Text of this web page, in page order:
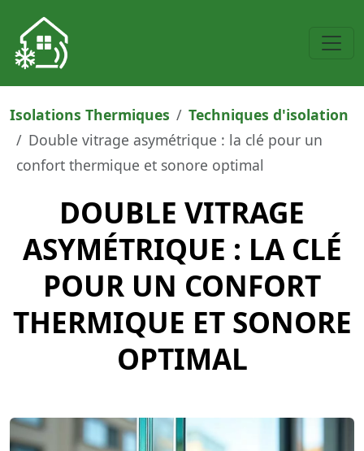
Isolations Thermiques
Techniques d'isolation
Double vitrage asymétrique : la clé pour un
confort thermique et sonore optimal
DOUBLE VITRAGE
ASYMÉTRIQUE : LA CLÉ
POUR UN CONFORT
THERMIQUE ET SONORE
OPTIMAL